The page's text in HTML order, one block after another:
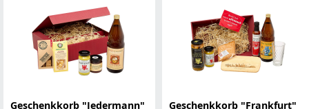
Geschenkkorb "Jedermann" Geschenkkorb "Frankfurt"